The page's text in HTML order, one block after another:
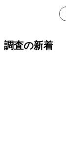
調査の新着